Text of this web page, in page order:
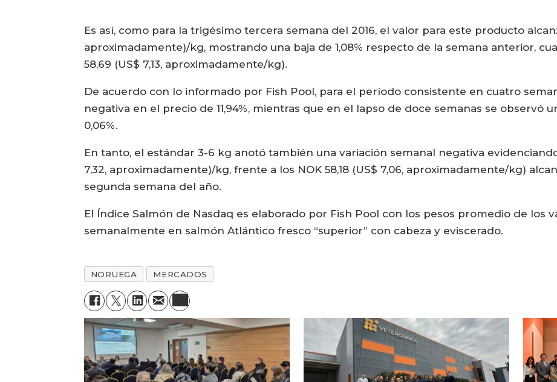
Es así, como para la trigésimo tercera semana del 2016, el valor para este producto
aproximadamente)/kg, mostrando una baja de 1,08% respecto de la semana anterior,
58,69 (US$ 7,13, aproximadamente/kg).
De acuerdo con lo informado por Fish Pool, para el período consistente en cuatro
negativa en el precio de 11,94%, mientras que en el lapso de doce semanas se observó
0,06%.
En tanto, el estándar 3-6 kg anotó también una variación semanal negativa
7,32, aproximadamente)/kg, frente a los NOK 58,18 (US$ 7,06, aproximadamente/kg)
segunda semana del año.
El Índice Salmón de Nasdaq es elaborado por Fish Pool con los pesos promedio de los
semanalmente en salmón Atlántico fresco “superior” con cabeza y eviscerado.
NORUEGA MERCADOS